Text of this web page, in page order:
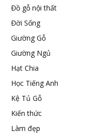
Đồ gỗ nội thất
Đời Sống
Giường Gỗ
Giường Ngủ
Hạt Chia
Học Tiếng Anh
Kệ Tủ Gỗ
Kiến thức
Làm đẹp